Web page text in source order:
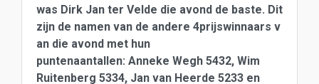
was Dirk Jan ter Velde die avond de baste. Dit
zijn de namen van de andere 4prijswinnaars v
an die avond met hun
puntenaantallen: Anneke Wegh 5432, Wim
Ruitenberg 5334, Jan van Heerde 5233 en